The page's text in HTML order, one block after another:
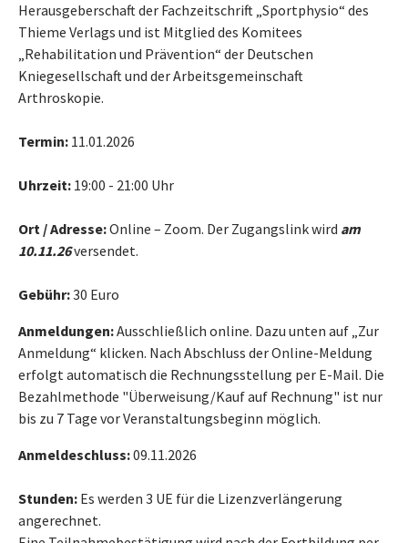
Herausgeberschaft der Fachzeitschrift „Sportphysio“ des
Thieme Verlags und ist Mitglied des Komitees
„Rehabilitation und Prävention“ der Deutschen
Kniegesellschaft und der Arbeitsgemeinschaft
Arthroskopie.
Termin: 11.01.2026
Uhrzeit: 19:00 - 21:00 Uhr
Ort / Adresse:Online – Zoom. Der Zugangslink wird am
10.11.26versendet.
Gebühr:30 Euro
Anmeldungen:Ausschließlich online. Dazu unten auf „Zur
Anmeldung“ klicken. Nach Abschluss der Online-Meldung
erfolgt automatisch die Rechnungsstellung per E-Mail. Die
Bezahlmethode "Überweisung/Kauf auf Rechnung" ist nur
bis zu 7 Tage vor Veranstaltungsbeginn möglich.
Anmeldeschluss:09.11.2026
Stunden: Es werden 3 UE für die Lizenzverlängerung
angerechnet.